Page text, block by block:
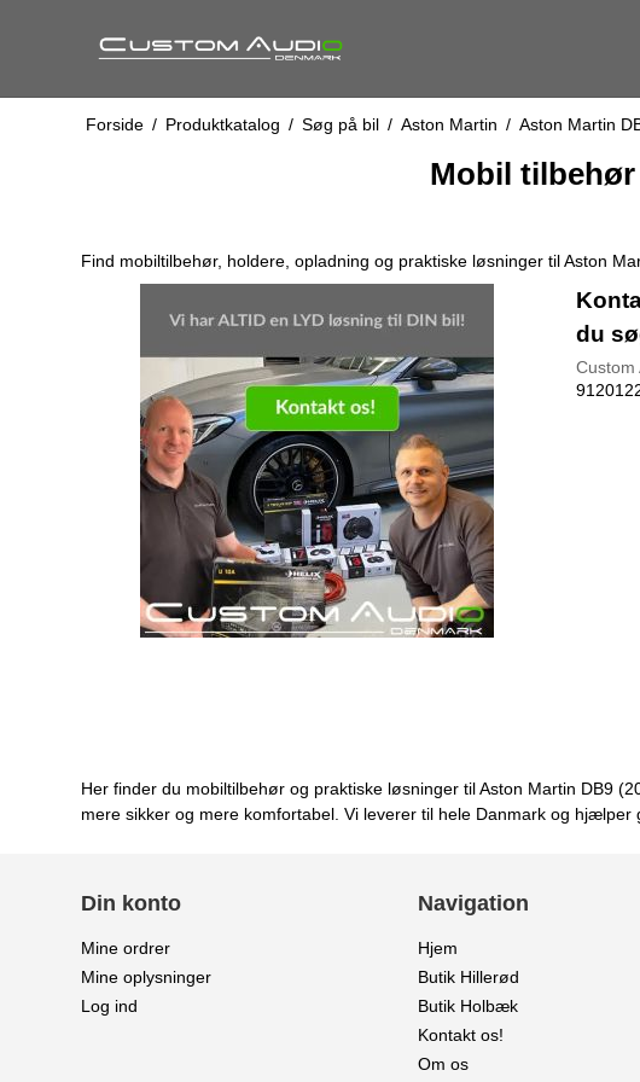
Forside / Produktkatalog / Søg på bil / Aston Martin / Aston Martin
Mobil tilbehør
Find mobiltilbehør, holdere, opladning og praktiske løsninger til Aston
du
Custom
Her finder du mobiltilbehør og praktiske løsninger til Aston Martin DB9
mere sikker og mere komfortabel. Vi leverer til hele Danmark og hjælper
Din konto
Mine ordrer
Mine oplysninger
Log ind
Navigation
Hjem
Butik Hillerød
Butik Holbæk
Kontakt os!
Om os